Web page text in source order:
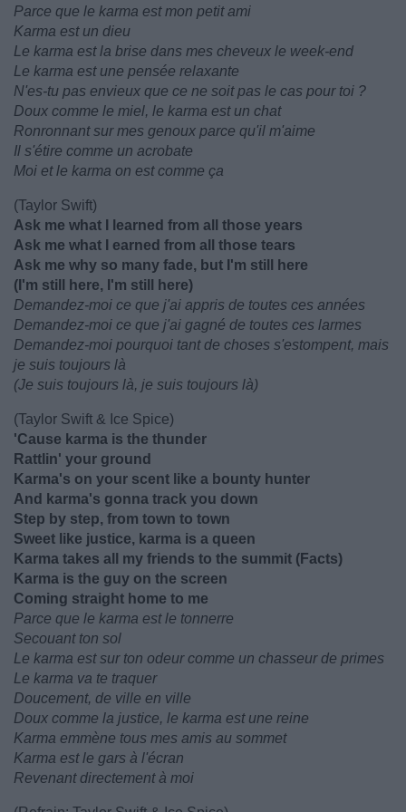
Parce que le karma est mon petit ami
Karma est un dieu
Le karma est la brise dans mes cheveux le week-end
Le karma est une pensée relaxante
N'es-tu pas envieux que ce ne soit pas le cas pour toi ?
Doux comme le miel, le karma est un chat
Ronronnant sur mes genoux parce qu'il m'aime
Il s'étire comme un acrobate
Moi et le karma on est comme ça
(Taylor Swift)
Ask me what I learned from all those years
Ask me what I earned from all those tears
Ask me why so many fade, but I'm still here
(I'm still here, I'm still here)
Demandez-moi ce que j'ai appris de toutes ces années
Demandez-moi ce que j'ai gagné de toutes ces larmes
Demandez-moi pourquoi tant de choses s'estompent, mais
je suis toujours là
(Je suis toujours là, je suis toujours là)
(Taylor Swift & Ice Spice)
'Cause karma is the thunder
Rattlin' your ground
Karma's on your scent like a bounty hunter
And karma's gonna track you down
Step by step, from town to town
Sweet like justice, karma is a queen
Karma takes all my friends to the summit (Facts)
Karma is the guy on the screen
Coming straight home to me
Parce que le karma est le tonnerre
Secouant ton sol
Le karma est sur ton odeur comme un chasseur de primes
Le karma va te traquer
Doucement, de ville en ville
Doux comme la justice, le karma est une reine
Karma emmène tous mes amis au sommet
Karma est le gars à l'écran
Revenant directement à moi